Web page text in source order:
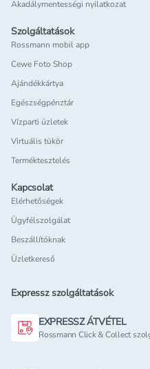
Akadálymentességi nyilatkozat
Szolgáltatások
Rossmann mobil app
Cewe Foto Shop
Ajándékkártya
Egészségpénztár
Vízparti üzletek
Virtuális tükör
Terméktesztelés
Kapcsolat
Elérhetőségek
Ügyfélszolgálat
Beszállítóknak
Üzletkereső
Expressz szolgáltatások
EXPRESSZ ÁTVÉTEL
Rossmann Click & Collect